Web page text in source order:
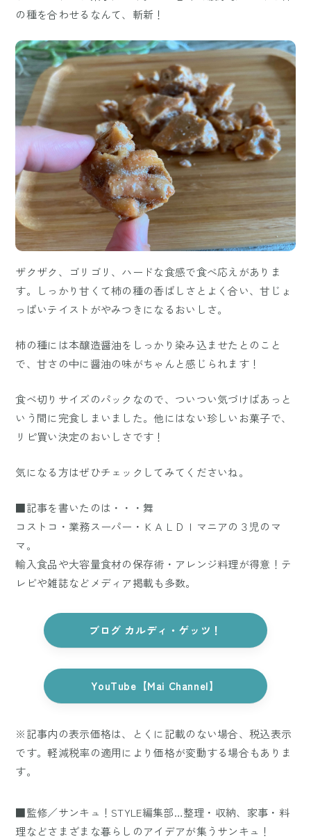
の種を合わせるなんて、斬新！
ザクザク、ゴリゴリ、ハードな食感で食べ応えがありま
す。しっかり甘くて柿の種の香ばしさとよく合い、甘じょ
っぱいテイストがやみつきになるおいしさ。
柿の種には本醸造醤油をしっかり染み込ませたとのこと
で、甘さの中に醤油の味がちゃんと感じられます！
食べ切りサイズのパックなので、ついつい気づけばあっと
いう間に完食しまいました。他にはない珍しいお菓子で、
リピ買い決定のおいしさです！
気になる方はぜひチェックしてみてくださいね。
■記事を書いたのは・・・舞
コストコ・業務スーパー・ＫＡＬＤＩマニアの３児のマ
マ。
輸入食品や大容量食材の保存術・アレンジ料理が得意！テ
レビや雑誌などメディア掲載も多数。
ブログ カルディ・ゲッツ！
YouTube【Mai Channel】
※記事内の表示価格は、とくに記載のない場合、税込表示
です。軽減税率の適用により価格が変動する場合もありま
す。
■監修／サンキュ！STYLE編集部…整理・収納、家事・料
理などさまざまな暮らしのアイデアが集うサンキュ！